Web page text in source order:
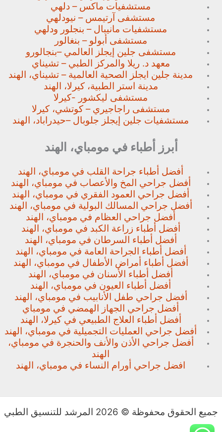
مستشفيات ماكس – دلهي
مستشفى آرتيمس – نيودلهي
مستشفيات مانيبال – بنجلور ودلهي
مستشفى أبولو – بنغالور
مستشفى جلين إيجلز العالمي –بنجالورو
معهد د. ريلا والمركز الطبي – تشيناي
مدينة جلين ايجلز الصحية العالمية – تشيناي، الهند
مدينة استر الطبية، كيرلا، الهند
مستشفى ليكشور -كيرلا
مستشفى راجاجيري – كوتشي، كيرلا
مستشفيات جلين إيجلز جلوبال –حيدراباد، الهند
أبرز أطباء في مومباي، الهند
أفضل أطباء جراحة القلب في مومباي، الهند
أفضل جراحي المخ والأعصاب في مومباي، الهند
أفضل جراحي العمود الفقري في مومباي، الهند
أفضل جراحي المسالك البولية في مومباي، الهند
أفضل جراحي العظام في مومباي، الهند
أفضل أطباء زراعة الكبد في مومباي، الهند
أفضل أطباء السرطان في مومباي، الهند
أفضل أطباء الجراحة العامة في مومباي، الهند
أفضل أطباء أمراض الأطفال في مومباي، الهند
أفضل أطباء الأسنان في مومباي، الهند
أفضل أطباء العيون في مومباي، الهند
أفضل جراحي طفل الأنابيب في مومباي، الهند
أفضل جراحي الجهاز الهمضي في مومباي
أفضل أطباء العلاج الطبيعي في كيرلا، الهند
أفضل جراحي العمليات التجميلية في مومباي، الهند
أفضل جراحي الأذن والأنف والحنجرة في مومباي،
الهند
افضل جراحي أورام النساء في مومباي، الهند
جميع الحقوق محفوظة © 2026 المرشد للتنسيق الطبي